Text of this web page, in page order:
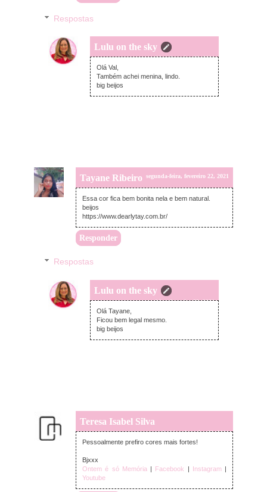
Respostas
Lulu on the sky
terça-feira, fevereiro 23, 2021
Olá Val,
Também achei menina, lindo.
big beijos
Tayane Ribeiro segunda-feira, fevereiro 22, 2021
Essa cor fica bem bonita nela e bem natural.
beijos
https://www.dearlytay.com.br/
Responder
Respostas
Lulu on the sky
terça-feira, fevereiro 23, 2021
Olá Tayane,
Ficou bem legal mesmo.
big beijos
Teresa Isabel Silva
segunda-feira, fevereiro 22, 2021
Pessoalmente prefiro cores mais fortes!
Bjxxx
Ontem é só Memória | Facebook | Instagram|
Youtube